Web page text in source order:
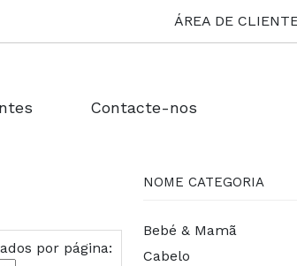
ÁREA DE
Contacte-nos
por página:
NOME CATEGORIA
Bebé & Mamã
Cabelo